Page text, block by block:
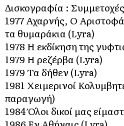
Δισκογραφία : Συμμετοχές
1977 Αχαρνής, Ο
τα θυμαράκια (Lyra)
1978 Η εκδίκηση της
1979 Η ρεζέρβα (Lyra)
1979 Τα δήθεν (Lyra)
1981 Χειμερινοί
παραγωγή)
1984 Όλοι δικοί μας